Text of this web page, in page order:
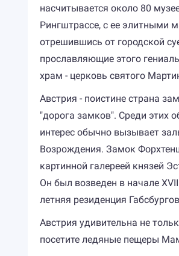
насчитывается около 80
Рингштрассе, с ее элитными
отрешившись от городской
прославляющие этого
храм - церковь святого
Австрия - поистине страна
"дорога замков". Среди этих
интерес обычно вызывает
Возрождения. Замок
картинной галереей князей
Он был возведен в начале
летняя резиденция
Австрия удивительна не
посетите ледяные пещеры